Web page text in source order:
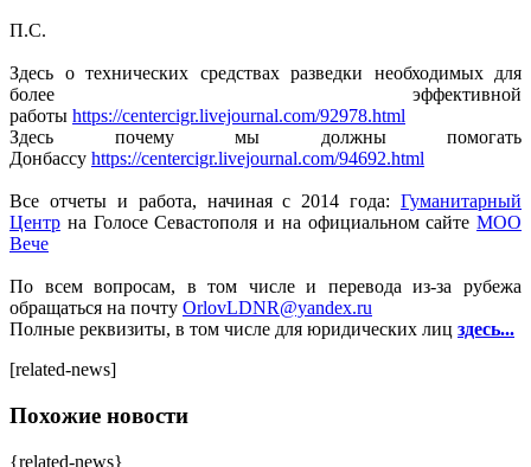
П.С.
Здесь о технических средствах разведки необходимых для
более эффективной
работы https://centercigr.livejournal.com/92978.html
Здесь почему мы должны помогать
Донбассу https://centercigr.livejournal.com/94692.html
Все отчеты и работа, начиная с 2014 года: Гуманитарный
Центр на Голосе Севастополя и на официальном сайте МОО
Вече
По всем вопросам, в том числе и перевода из-за рубежа
обращаться на почту OrlovLDNR@yandex.ru
Полные реквизиты, в том числе для юридических лиц здесь...
[related-news]
Похожие новости
{related-news}